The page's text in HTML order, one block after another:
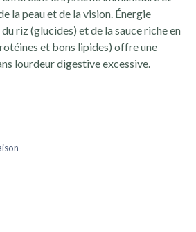
la peau et de la vision. Énergie
riz (glucides) et de la sauce riche en
et bons lipides) offre une
lourdeur digestive excessive.